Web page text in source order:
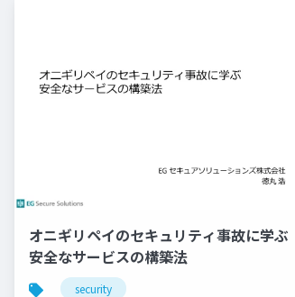
オニギリペイのセキュリティ事故に学ぶ
安全なサービスの構築法
security